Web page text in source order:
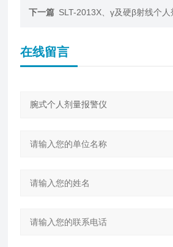
下一篇 SLT-2013X、γ及硬β射线个人
在线留言